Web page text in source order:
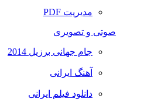
مدیریت PDF
صوتی و تصویری
جام جهانی برزیل 2014
آهنگ ایرانی
دانلود فیلم ایرانی